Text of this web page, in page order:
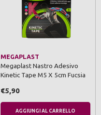
MEGAPLAST
Megaplast Nastro Adesivo
Kinetic Tape M5 X 5cm Fucsia
€5,90
AGGIUNGI AL CARRELLO